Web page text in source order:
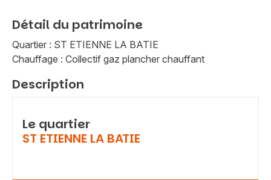
Détail du patrimoine
Quartier : ST ETIENNE LA BATIE
Chauffage : Collectif gaz plancher chauffant
Description
Le quartier
ST ETIENNE LA BATIE